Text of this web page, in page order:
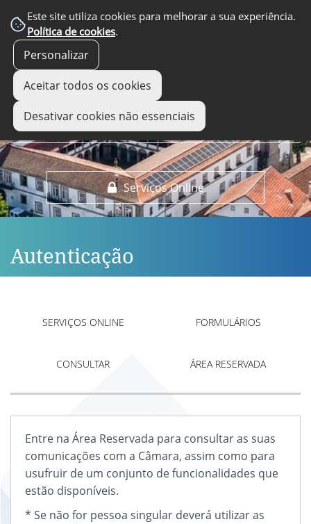
Este site utiliza cookies para melhorar a sua experiência.
Política de cookies.
Personalizar
Aceitar todos os cookies
Desativar cookies não essenciais
Serviços Online
EM DESTAQUE
Autenticação
SERVIÇOS ONLINE FORMULÁRIOS
CONSULTAR ÁREA RESERVADA
Entre na Área Reservada para consultar as suas
comunicações com a Câmara, assim como para
usufruir de um conjunto de funcionalidades que
estão disponíveis.
* Se não for pessoa singular deverá utilizar as